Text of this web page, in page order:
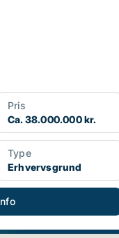
Pris
Ca. 38.000.000 kr.
Type
Erhvervsgrund